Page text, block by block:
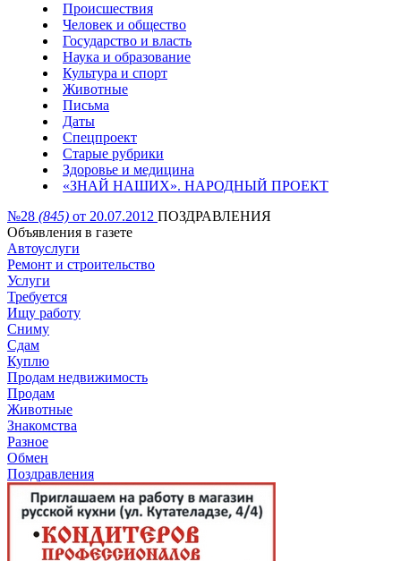
Происшествия
Человек и общество
Государство и власть
Наука и образование
Культура и спорт
Животные
Письма
Даты
Спецпроект
Старые рубрики
Здоровье и медицина
«ЗНАЙ НАШИХ». НАРОДНЫЙ ПРОЕКТ
№28 (845) от 20.07.2012 ПОЗДРАВЛЕНИЯ
Объявления в газете
Автоуслуги
Ремонт и строительство
Услуги
Требуется
Ищу работу
Сниму
Сдам
Куплю
Продам недвижимость
Продам
Животные
Знакомства
Разное
Обмен
Поздравления